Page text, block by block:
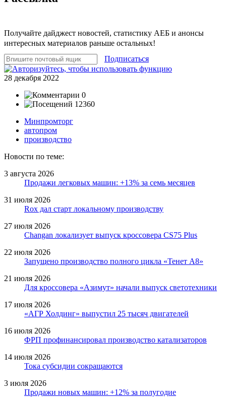
Получайте дайджест новостей, статистику АЕБ и анонсы
интересных материалов раньше остальных!
Подписаться
28 декабря 2022
0
12360
Минпромторг
автопром
производство
Новости по теме:
3 августа 2026
Продажи легковых машин: +13% за семь месяцев
31 июля 2026
Rox дал старт локальному производству
27 июля 2026
Changan локализует выпуск кроссовера CS75 Plus
22 июля 2026
Запущено производство полного цикла «Тенет A8»
21 июля 2026
Для кроссовера «Азимут» начали выпуск светотехники
17 июля 2026
«АГР Холдинг» выпустил 25 тысяч двигателей
16 июля 2026
ФРП профинансировал производство катализаторов
14 июля 2026
Тока субсидии сокращаются
3 июля 2026
Продажи новых машин: +12% за полугодие